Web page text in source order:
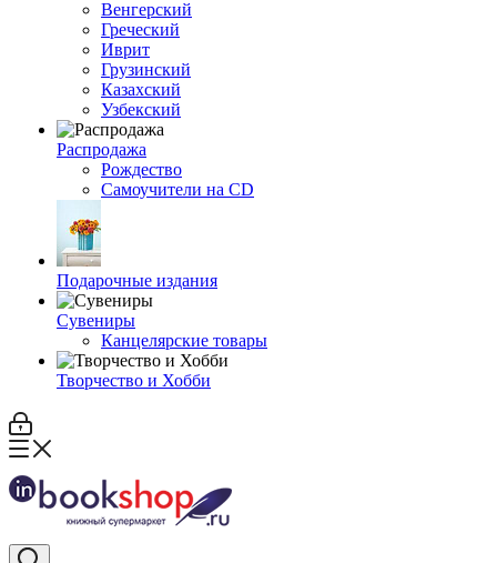
Венгерский
Греческий
Иврит
Грузинский
Казахский
Узбекский
Распродажа
Рождество
Самоучители на CD
Подарочные издания
Сувениры
Канцелярские товары
Творчество и Хобби